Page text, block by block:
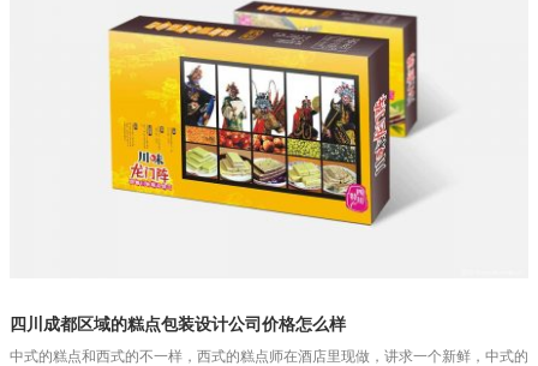
四川成都区域的糕点包装设计公司价格怎么样
中式的糕点和西式的不一样，西式的糕点师在酒店里现做，讲求一个新鲜，中式的